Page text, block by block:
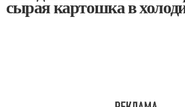
сырая картошка в